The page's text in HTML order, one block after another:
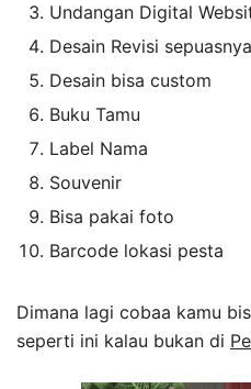
Undangan Digital
Desain Revisi sepuasnya
Desain bisa custom
Buku Tamu
Label Nama
Souvenir
Bisa pakai foto
Barcode lokasi pesta
Dimana lagi cobaa kamu
seperti ini kalau bukan di